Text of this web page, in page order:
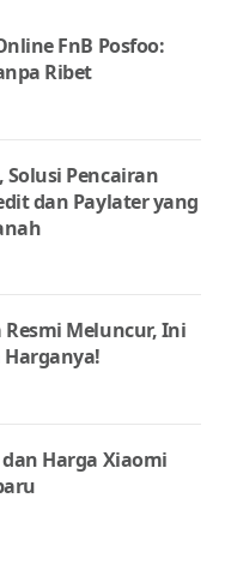
FnB Posfoo:
Ribet
Solusi Pencairan
dan Paylater yang
Resmi Meluncur, Ini
Harganya!
dan Harga Xiaomi